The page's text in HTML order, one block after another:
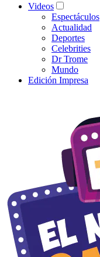
Videos
Espectáculos
Actualidad
Deportes
Celebrities
Dr Trome
Mundo
Edición Impresa